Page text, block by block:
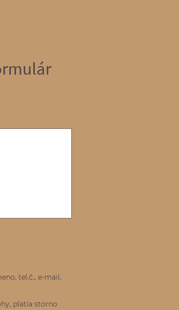
tel.č., e-mail,
platia storno